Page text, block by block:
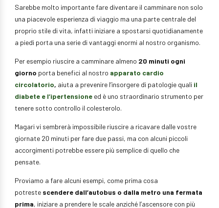
Sarebbe molto importante fare diventare il camminare non solo
una piacevole esperienza di viaggio ma una parte centrale del
proprio stile di vita, infatti iniziare a spostarsi quotidianamente
a piedi porta una serie di vantaggi enormi al nostro organismo.
Per esempio riuscire a camminare almeno 20 minuti ogni
giorno porta benefici al nostro apparato cardio
circolatorio, aiuta a prevenire l’insorgere di patologie quali il
diabete e l’ipertensione ed è uno straordinario strumento per
tenere sotto controllo il colesterolo.
Magari vi sembrerà impossibile riuscire a ricavare dalle vostre
giornate 20 minuti per fare due passi, ma con alcuni piccoli
accorgimenti potrebbe essere più semplice di quello che
pensate.
Proviamo a fare alcuni esempi, come prima cosa
potreste scendere dall’autobus o dalla metro una fermata
prima, iniziare a prendere le scale anziché l’ascensore con più